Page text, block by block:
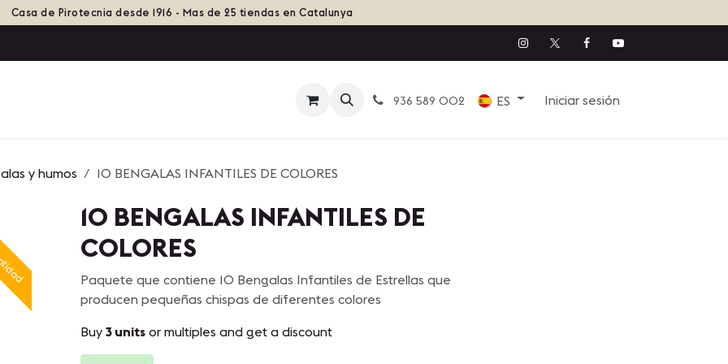
Casa de Pirotecnia desde 1916 - Mas de 25 tiendas en Catalunya
936 589 002 ES Iniciar sesión
y humos 10 BENGALAS INFANTILES DE COLORES
10 BENGALAS INFANTILES DE
COLORES
Paquete que contiene 10 Bengalas Infantiles de Estrellas que
producen pequeñas chispas de diferentes colores
Buy 3 unitsor multiples and get a discount